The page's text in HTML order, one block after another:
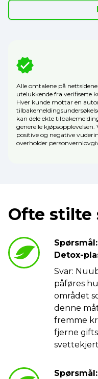
Alle omtalene på
utelukkende fra verifiserte
Hver kunde mottar en
kan dele ekte
generelle
positive og negative
overholder
Ofte stilte
Detox-
Svar:
påføres
området
denne
fremme
fjerne